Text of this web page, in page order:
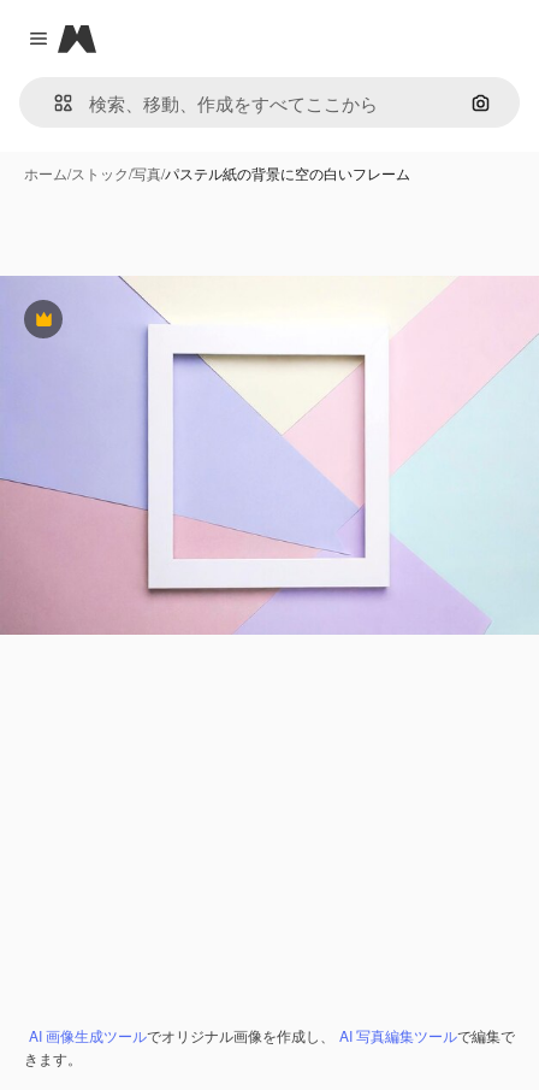
Close menu
Magnific
画像で
ホーム/ストック/写真/パステル紙の背景に空の白いフレーム
Premium
AI 画像生成ツールでオリジナル画像を作成し、 AI 写真編集ツールで編集で
きます。